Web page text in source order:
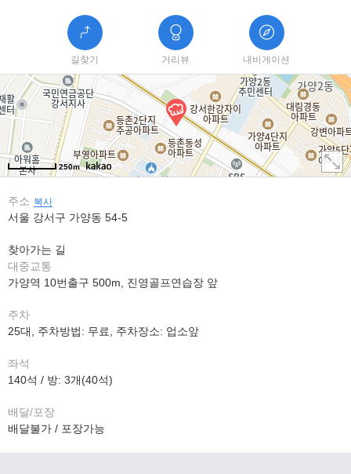
길찾기 거리뷰 내비게이션
250m
주소 복사
서울 강서구 가양동 54-5
찾아가는 길
대중교통
가양역 10번출구 500m, 진영골프연습장 앞
주차
25대, 주차방법: 무료, 주차장소: 업소앞
좌석
140석 / 방: 3개(40석)
배달/포장
배달불가 / 포장가능